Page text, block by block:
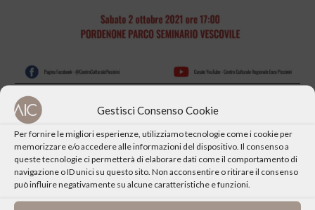
Gestisci Consenso Cookie
Per fornire le migliori esperienze, utilizziamo tecnologie come i cookie per
memorizzare e/o accedere alle informazioni del dispositivo. Il consenso a
queste tecnologie ci permetterà di elaborare dati come il comportamento di
navigazione o ID unici su questo sito. Non acconsentire o ritirare il consenso
può influire negativamente su alcune caratteristiche e funzioni.
CONDIVIDI QUESTO EVENTO